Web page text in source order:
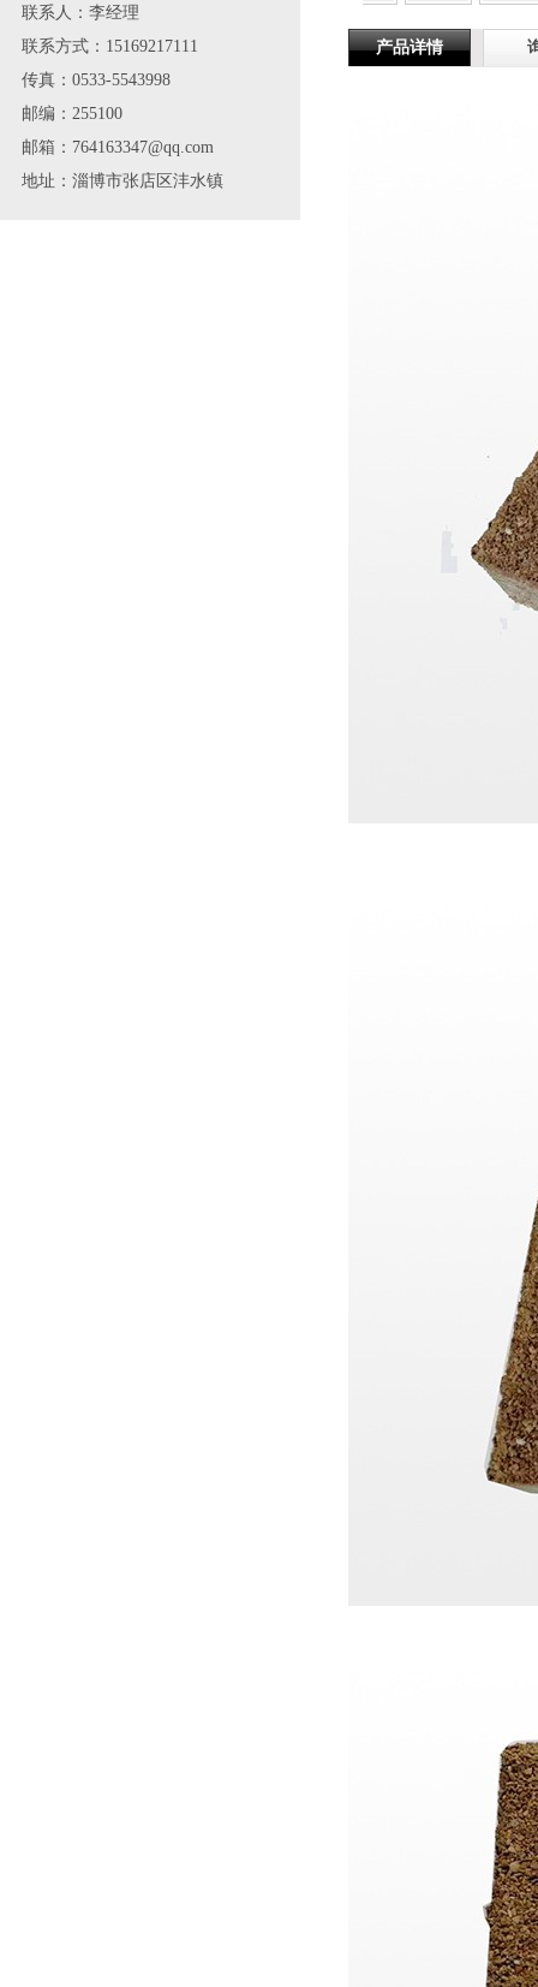
产品详情
联系人：李经理
联系方式：15169217111
传真：0533-5543998
邮编：255100
邮箱：764163347@qq.com
地址：淄博市张店区沣水镇